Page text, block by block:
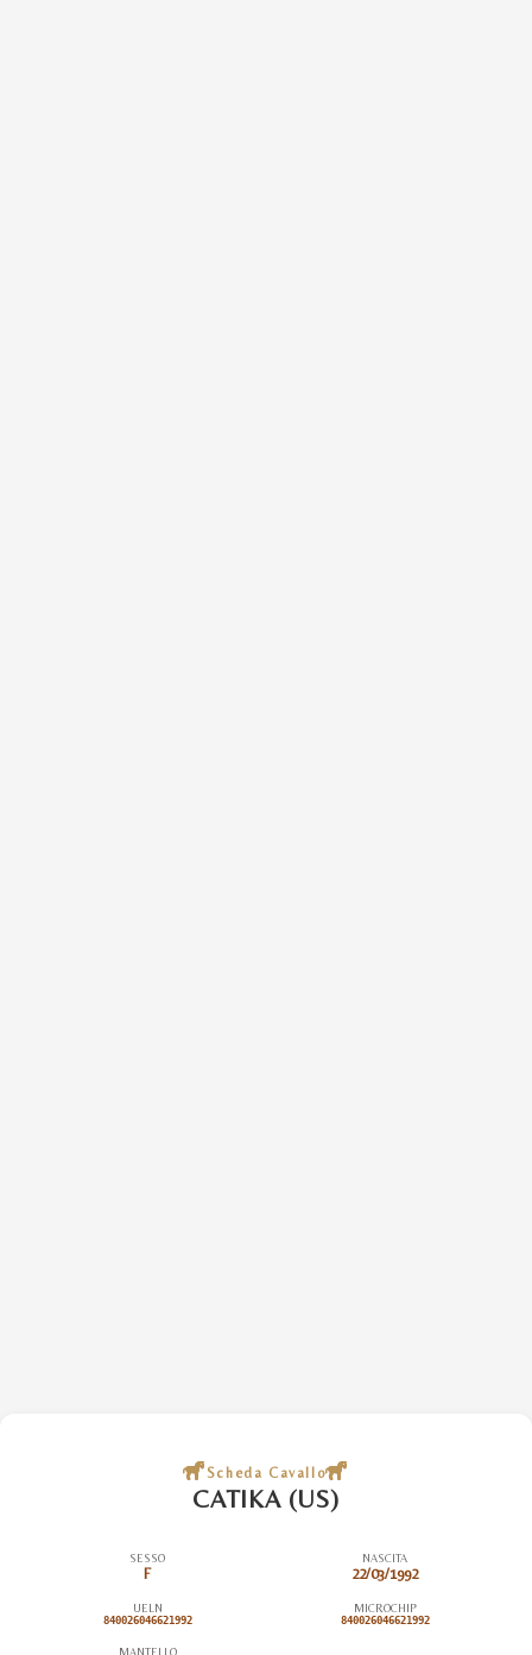
Scheda Cavallo
CATIKA (US)
SESSO
F
NASCITA
22/03/1992
UELN
840026046621992
MICROCHIP
840026046621992
MANTELLO